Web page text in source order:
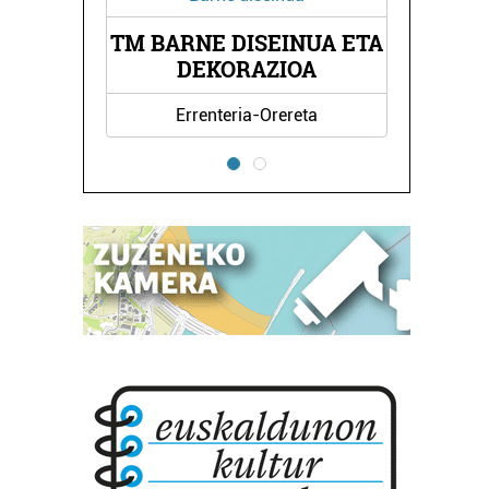
TM BARNE DISEINUA ETA
DEKORAZIOA
Errenteria-Orereta